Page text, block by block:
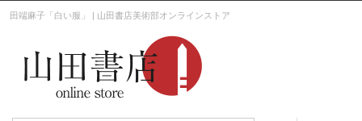
田端麻子「白い服」 | 山田書店美術部オンラインストア